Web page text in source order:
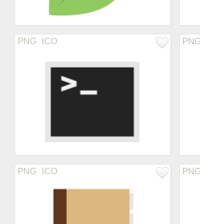
PNG ICO PNG
PNG ICO PNG